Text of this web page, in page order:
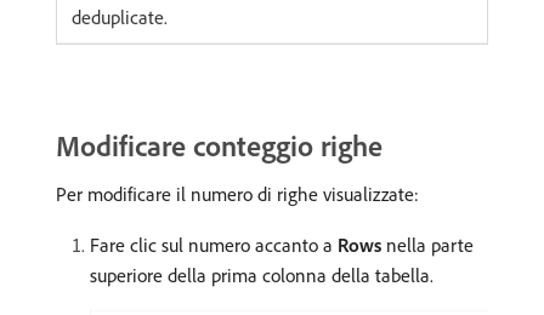
deduplicate.
Modificare conteggio righe
Per modificare il numero di righe visualizzate:
Fare clic sul numero accanto a Rows nella parte
superiore della prima colonna della tabella.